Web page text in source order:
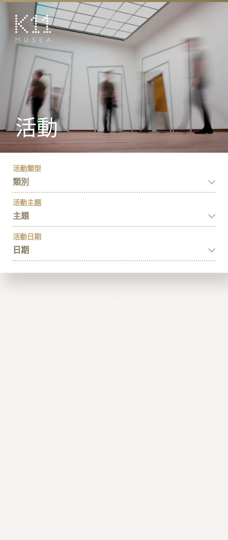
藝術及文化
店鋪
美饌
活動
優惠及推廣
預訂K11 Experience
到訪
專題
關於K11 MUSEA
活動
活動類型
類別
活動主題
主題
活動日期